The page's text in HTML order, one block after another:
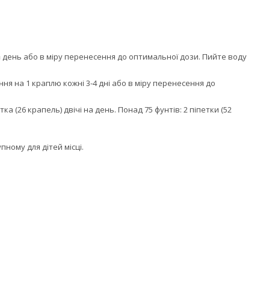
день або в міру перенесення до оптимальної дози. Пийте воду
на 1 краплю кожні 3-4 дні або в міру перенесення до
(26 крапель) двічі на день. Понад 75 фунтів: 2 піпетки (52
для дітей місці.